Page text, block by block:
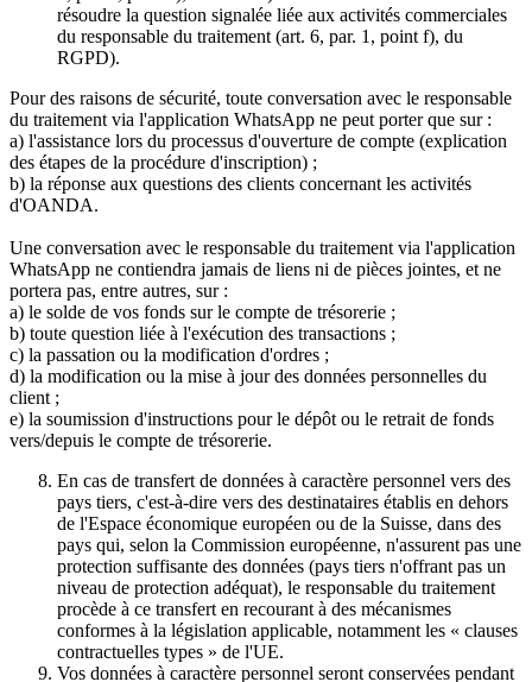
résoudre la question signalée liée aux activités commerciales
du responsable du traitement (art. 6, par. 1, point f), du
RGPD).
Pour des raisons de sécurité, toute conversation avec le responsable
du traitement via l'application WhatsApp ne peut porter que sur :
a) l'assistance lors du processus d'ouverture de compte (explication
des étapes de la procédure d'inscription) ;
b) la réponse aux questions des clients concernant les activités
d'OANDA.
Une conversation avec le responsable du traitement via l'application
WhatsApp ne contiendra jamais de liens ni de pièces jointes, et ne
portera pas, entre autres, sur :
a) le solde de vos fonds sur le compte de trésorerie ;
b) toute question liée à l'exécution des transactions ;
c) la passation ou la modification d'ordres ;
d) la modification ou la mise à jour des données personnelles du
client ;
e) la soumission d'instructions pour le dépôt ou le retrait de fonds
vers/depuis le compte de trésorerie.
En cas de transfert de données à caractère personnel vers des
pays tiers, c'est-à-dire vers des destinataires établis en dehors
de l'Espace économique européen ou de la Suisse, dans des
pays qui, selon la Commission européenne, n'assurent pas une
protection suffisante des données (pays tiers n'offrant pas un
niveau de protection adéquat), le responsable du traitement
procède à ce transfert en recourant à des mécanismes
conformes à la législation applicable, notamment les « clauses
contractuelles types » de l'UE.
Vos données à caractère personnel seront conservées pendant